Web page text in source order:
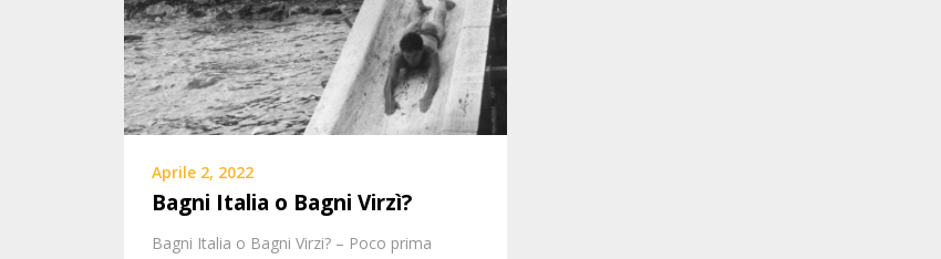
Aprile 2, 2022
Bagni Italia o Bagni Virzì?
Bagni Italia o Bagni Virzi? – Poco prima